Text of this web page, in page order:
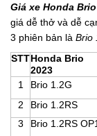
Giá xe Honda
giá dễ thở và dễ
3 phiên bản là Brio
STTHonda Brio
2023
1 Brio 1.2G
2 Brio 1.2RS
3
Brio 1.2RS OP1